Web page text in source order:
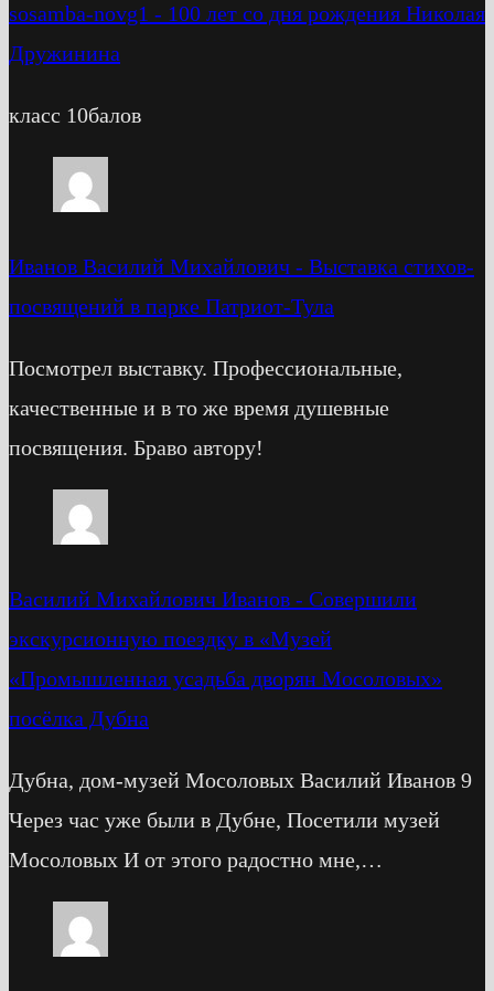
sosamba-novg1 - 100 лет со дня рождения Николая
Дружинина
класс 10балов
Иванов Василий Михайлович - Выставка стихов-
посвящений в парке Патриот-Тула
Посмотрел выставку. Профессиональные,
качественные и в то же время душевные
посвящения. Браво автору!
Василий Михайлович Иванов - Cовершили
экскурсионную поездку в «Музей
«Промышленная усадьба дворян Мосоловых»
посёлка Дубна
Дубна, дом-музей Мосоловых Василий Иванов 9
Через час уже были в Дубне, Посетили музей
Мосоловых И от этого радостно мне,…